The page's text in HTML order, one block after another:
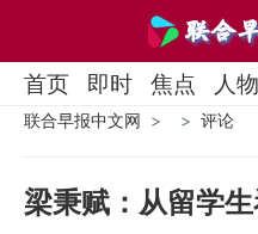
首页 即时 焦点 人物
联合早报中文网 评论
梁秉赋：从留学